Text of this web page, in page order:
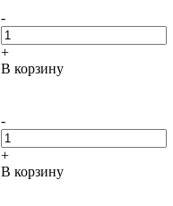
-
+
В корзину
-
+
В корзину